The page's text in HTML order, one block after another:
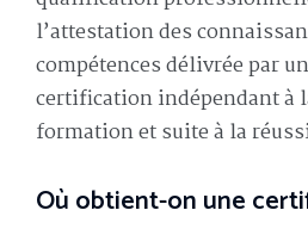
l’attestation des
compétences délivrée par
certification indépendant à
formation et suite à la
Où obtient-on une